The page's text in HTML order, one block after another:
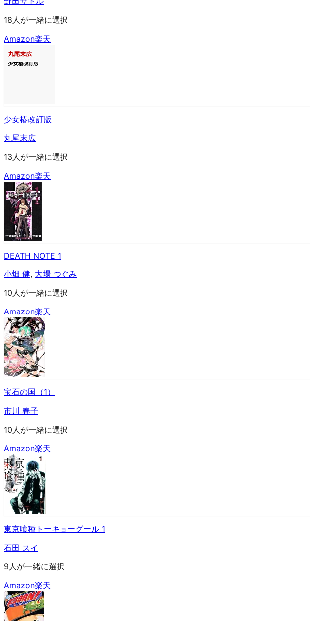
18人が一緒に選択
Amazon楽天
少女椿改訂版
丸尾末広
13人が一緒に選択
Amazon楽天
DEATH NOTE 1
小畑 健, 大場 つぐみ
10人が一緒に選択
Amazon楽天
宝石の国（1）
市川 春子
10人が一緒に選択
Amazon楽天
東京喰種トーキョーグール 1
石田 スイ
9人が一緒に選択
Amazon楽天